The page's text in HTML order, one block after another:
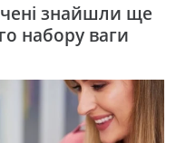
знайшли ще
набору ваги